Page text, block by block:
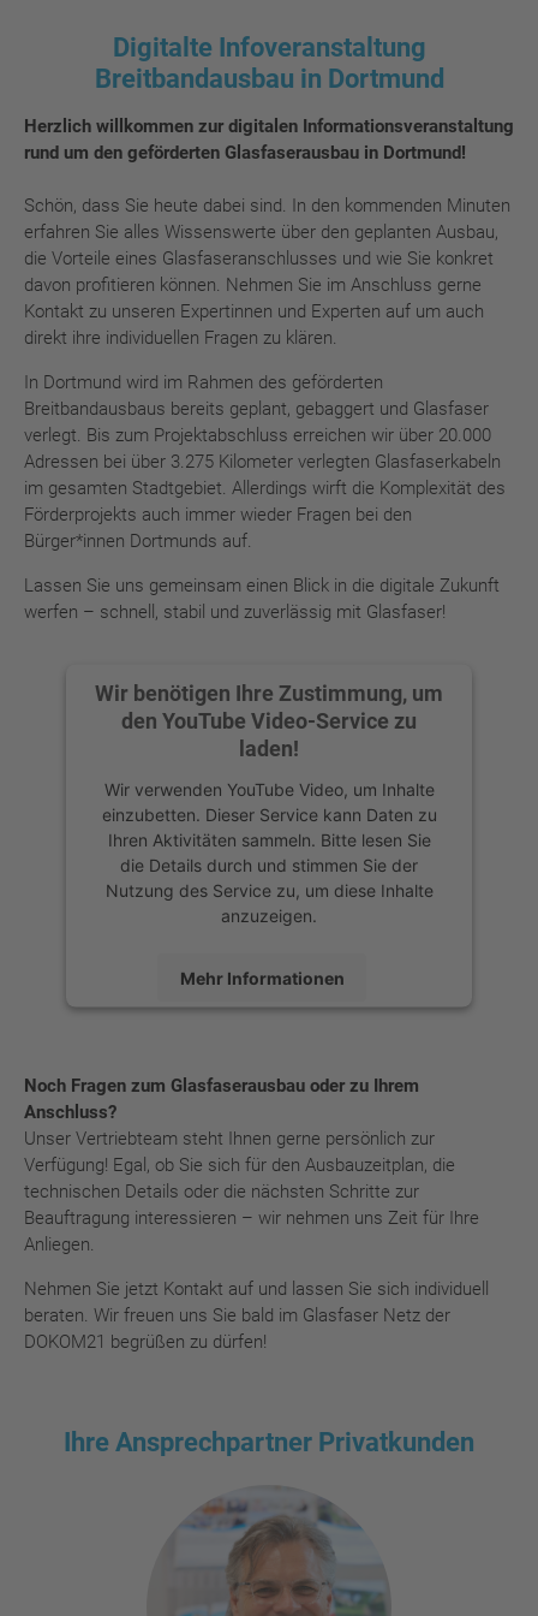
Digitalte Infoveranstaltung
Breitbandausbau in Dortmund
Herzlich willkommen zur digitalen Informationsveranstaltung
rund um den geförderten Glasfaserausbau in Dortmund!
Schön, dass Sie heute dabei sind. In den kommenden Minuten
erfahren Sie alles Wissenswerte über den geplanten Ausbau,
die Vorteile eines Glasfaseranschlusses und wie Sie konkret
davon profitieren können. Nehmen Sie im Anschluss gerne
Kontakt zu unseren Expertinnen und Experten auf um auch
direkt ihre individuellen Fragen zu klären.
In Dortmund wird im Rahmen des geförderten
Breitbandausbaus bereits geplant, gebaggert und Glasfaser
verlegt. Bis zum Projektabschluss erreichen wir über 20.000
Adressen bei über 3.275 Kilometer verlegten Glasfaserkabeln
im gesamten Stadtgebiet. Allerdings wirft die Komplexität des
Förderprojekts auch immer wieder Fragen bei den
Bürger*innen Dortmunds auf.
Lassen Sie uns gemeinsam einen Blick in die digitale Zukunft
werfen – schnell, stabil und zuverlässig mit Glasfaser!
Wir benötigen Ihre Zustimmung, um
den YouTube Video-Service zu
laden!
Wir verwenden YouTube Video, um Inhalte
einzubetten. Dieser Service kann Daten zu
Ihren Aktivitäten sammeln. Bitte lesen Sie
die Details durch und stimmen Sie der
Nutzung des Service zu, um diese Inhalte
anzuzeigen.
Mehr Informationen
powered by
Usercentrics Consent
Noch Fragen zum Glasfaserausbau oder zu Ihrem
Anschluss?
Unser Vertriebteam steht Ihnen gerne persönlich zur
Verfügung! Egal, ob Sie sich für den Ausbauzeitplan, die
technischen Details oder die nächsten Schritte zur
Beauftragung interessieren – wir nehmen uns Zeit für Ihre
Anliegen.
Nehmen Sie jetzt Kontakt auf und lassen Sie sich individuell
beraten. Wir freuen uns Sie bald im Glasfaser Netz der
DOKOM21 begrüßen zu dürfen!
Ihre Ansprechpartner Privatkunden